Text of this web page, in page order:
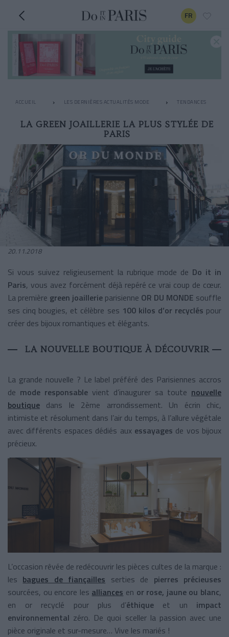
FR
ACCUEIL LES DERNIÈRES ACTUALITÉS MODE TENDANCES
LA GREEN JOAILLERIE LA PLUS STYLÉE DE
PARIS
20.11.2018
Si vous suivez religieusement la rubrique mode de Do it in
Paris, vous avez forcément déjà repéré ce vrai coup de cœur.
La première green joaillerie parisienne OR DU MONDE souffle
ses cinq bougies, et célèbre ses 100 kilos d’or recyclés pour
créer des bijoux romantiques et élégants.
LA NOUVELLE BOUTIQUE À DÉCOUVRIR
La grande nouvelle ? Le label préféré des Parisiennes accros
de mode responsable vient d’inaugurer sa toute nouvelle
boutique dans le 2ème arrondissement. Un écrin chic,
intimiste et résolument dans l’air du temps, à l’allure végétale
avec différents espaces dédiés aux essayages de vos bijoux
précieux.
L’occasion rêvée de redécouvrir les pièces cultes de la marque :
les bagues de fiançailles serties de pierres précieuses
sourcées, ou encore les alliances en or rose, jaune ou blanc,
en or recyclé pour plus d’éthiqueet un impact
environnemental zéro. De quoi sceller la passion avec une
pièce originale et sur-mesure… Vive les mariés !